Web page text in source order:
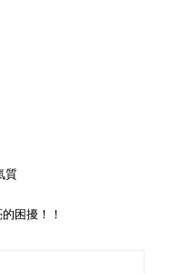
質
困擾！！